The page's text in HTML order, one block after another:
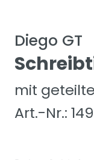
Diego GT
mit
Art.-Nr.: